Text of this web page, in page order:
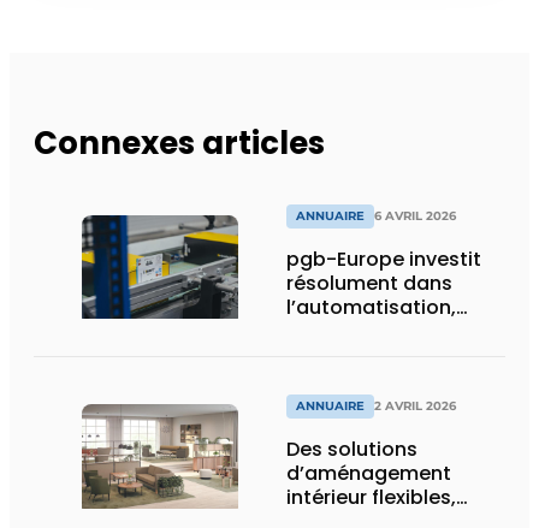
Connexes articles
ANNUAIRE 6 AVRIL 2026
pgb-Europe investit
résolument dans
l’automatisation,
ANNUAIRE 2 AVRIL 2026
Des solutions
d’aménagement
intérieur flexibles,